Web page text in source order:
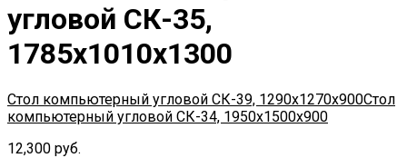
угловой СК-35,
1785х1010х1300
Стол компьютерный угловой СК-39, 1290х1270х900Стол
компьютерный угловой СК-34, 1950х1500х900
12,300 руб.